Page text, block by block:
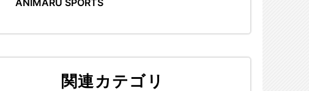
ANIMARU SPORTS
関連カテゴリ